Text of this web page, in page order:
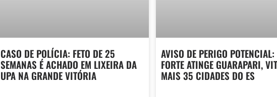
CASO DE POLÍCIA: FETO DE 25
SEMANAS É ACHADO EM LIXEIRA DA
UPA NA GRANDE VITÓRIA
AVISO DE PERIGO POTENCIAL:
FORTE ATINGE GUARAPARI,
MAIS 35 CIDADES DO ES